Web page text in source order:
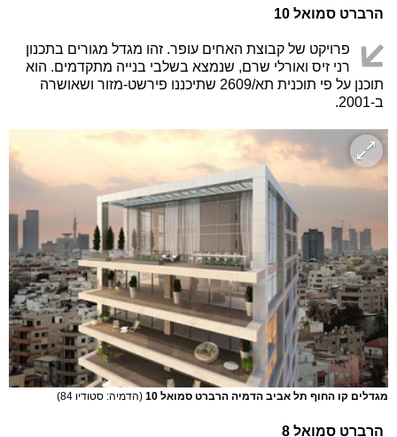
הרברט סמואל 10
פרויקט של קבוצת האחים עופר. זהו מגדל מגורים בתכנון
רני זיס ואורלי שרם, שנמצא בשלבי בנייה מתקדמים. הוא
תוכנן על פי תוכנית תא/2609 שתיכננו פירשט-מזור ושאושרה
ב-2001.
מגדלים קו החוף תל אביב הדמיה הרברט סמואל 10 (הדמיה: סטודיו 84)
הרברט סמואל 8